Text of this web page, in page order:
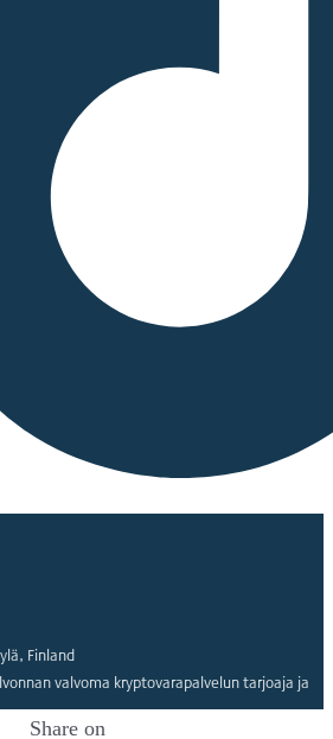
Finland
valvoma kryptovarapalvelun tarjoaja ja
Share on